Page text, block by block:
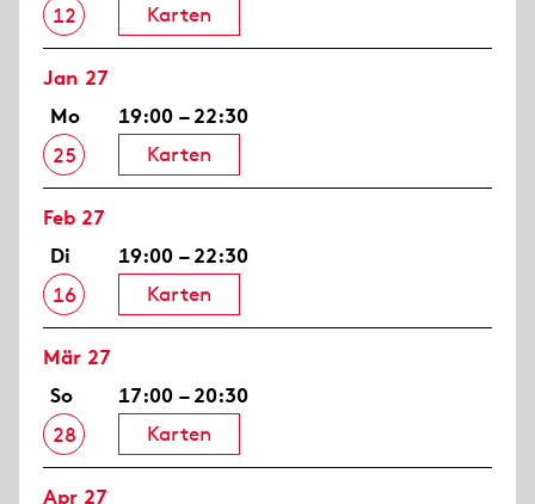
12
Karten
Jan 27
Mo
25
19:00 – 22:30
Karten
Feb 27
Di
16
19:00 – 22:30
Karten
Mär 27
So
28
17:00 – 20:30
Karten
Apr 27